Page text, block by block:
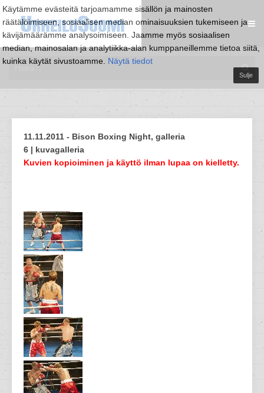
Käytämme evästeitä tarjoamamme sisällön ja mainosten
räätälöimiseen, sosiaalisen median ominaisuuksien tukemiseen ja
kävijämäärämme analysoimiseen. Jaamme myös sosiaalisen
median, mainosalan ja analytiikka-alan kumppaneillemme tietoa siitä,
kuinka käytät sivustoamme. Näytä tiedot
Sulje
11.11.2011 - Bison Boxing Night, galleria
6 | kuvagalleria
Kuvien kopioiminen ja käyttö ilman lupaa on kielletty.